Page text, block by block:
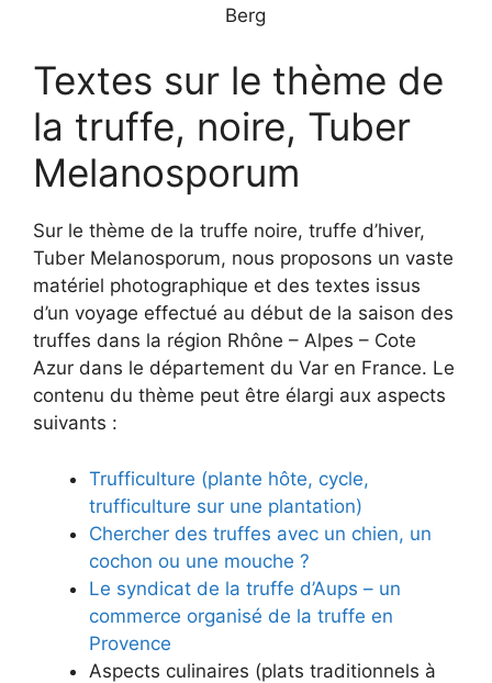
Berg
Textes sur le thème de
la truffe, noire, Tuber
Melanosporum
Sur le thème de la truffe noire, truffe d’hiver,
Tuber Melanosporum, nous proposons un vaste
matériel photographique et des textes issus
d’un voyage effectué au début de la saison des
truffes dans la région Rhône – Alpes – Cote
Azur dans le département du Var en France. Le
contenu du thème peut être élargi aux aspects
suivants :
Trufficulture (plante hôte, cycle,
trufficulture sur une plantation)
Chercher des truffes avec un chien, un
cochon ou une mouche ?
Le syndicat de la truffe d’Aups – un
commerce organisé de la truffe en
Provence
Aspects culinaires (plats traditionnels à